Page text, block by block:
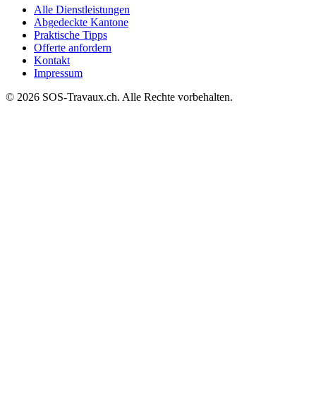
Alle Dienstleistungen
Abgedeckte Kantone
Praktische Tipps
Offerte anfordern
Kontakt
Impressum
© 2026 SOS-Travaux.ch. Alle Rechte vorbehalten.